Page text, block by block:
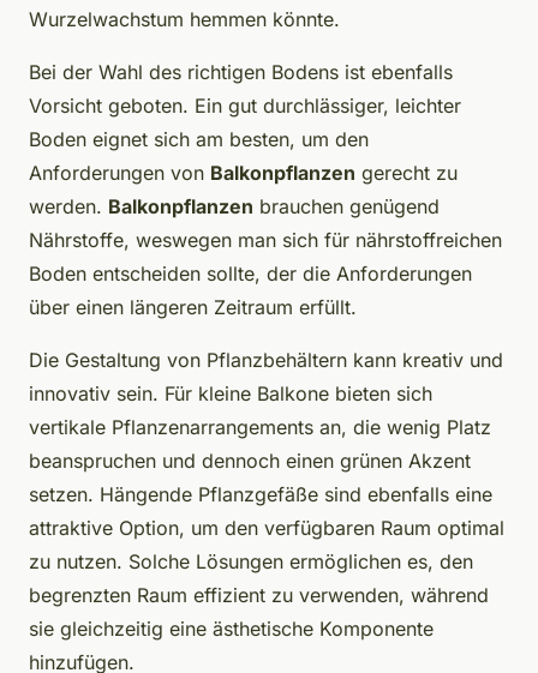
Wurzelwachstum hemmen könnte.
Bei der Wahl des richtigen Bodens ist ebenfalls
Vorsicht geboten. Ein gut durchlässiger, leichter
Boden eignet sich am besten, um den
Anforderungen von Balkonpflanzen gerecht zu
werden. Balkonpflanzen brauchen genügend
Nährstoffe, weswegen man sich für nährstoffreichen
Boden entscheiden sollte, der die Anforderungen
über einen längeren Zeitraum erfüllt.
Die Gestaltung von Pflanzbehältern kann kreativ und
innovativ sein. Für kleine Balkone bieten sich
vertikale Pflanzenarrangements an, die wenig Platz
beanspruchen und dennoch einen grünen Akzent
setzen. Hängende Pflanzgefäße sind ebenfalls eine
attraktive Option, um den verfügbaren Raum optimal
zu nutzen. Solche Lösungen ermöglichen es, den
begrenzten Raum effizient zu verwenden, während
sie gleichzeitig eine ästhetische Komponente
hinzufügen.